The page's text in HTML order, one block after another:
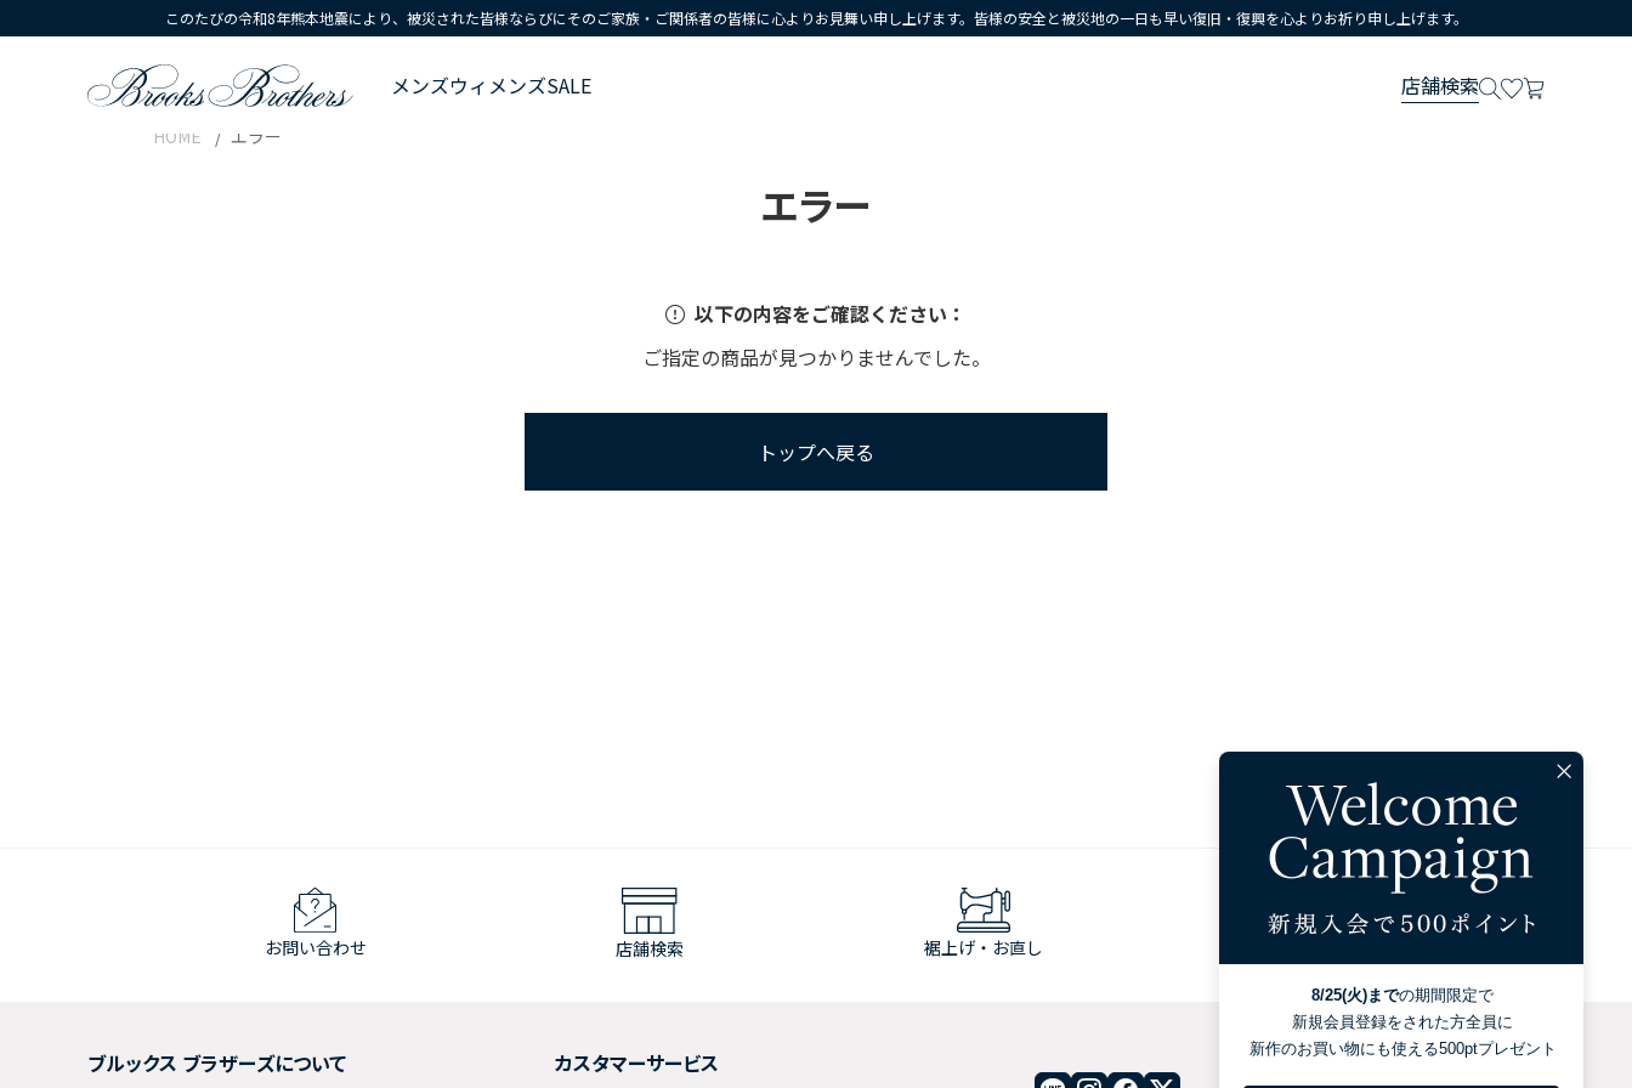
このたびの令和8年熊本地震により、被災された皆様ならびにそのご家族・ご関係者の皆様に心よりお見舞い申し上げます。皆様の安全と被災地の一日も早い復旧・復興を心よりお祈り申し上げます。
メンズウィメンズSALE 店舗検索
HOME エラー
エラー
以下の内容をご確認ください：
ご指定の商品が見つかりませんでした。
トップへ戻る
お問い合わせ 店舗検索 裾上げ・お直し
ブルックス ブラザーズについて カスタマーサービス